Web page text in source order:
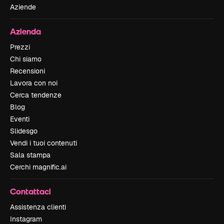
Aziende
Azienda
Prezzi
Chi siamo
Recensioni
Lavora con noi
Cerca tendenze
Blog
Eventi
Slidesgo
Vendi i tuoi contenuti
Sala stampa
Cerchi magnific.ai
Contattaci
Assistenza clienti
Instagram